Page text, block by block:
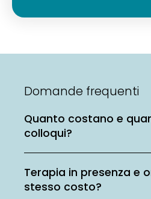
Domande frequenti
Quanto costano e
colloqui?
Terapia in presenza e
stesso costo?